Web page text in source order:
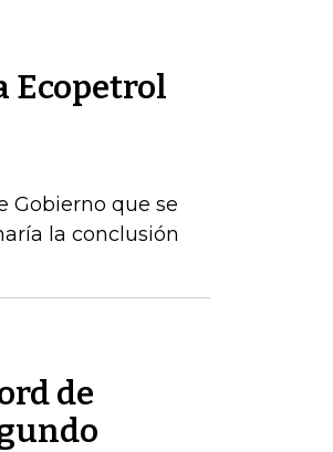
Ecopetrol
Gobierno que se
la conclusión
de